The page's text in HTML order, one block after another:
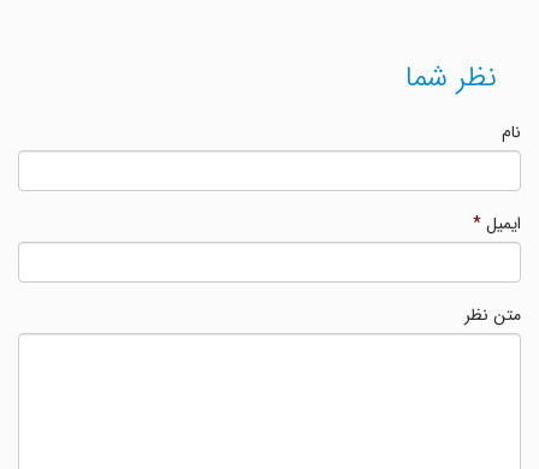
نظر شما
ایمیل*
متن نظر